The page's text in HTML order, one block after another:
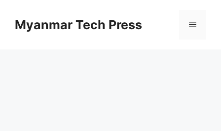
contentMyanmar Tech Press Menu